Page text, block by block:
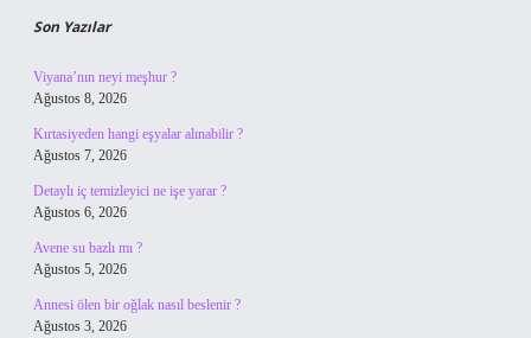
Son Yazılar
Viyana’nın neyi meşhur ?
Ağustos 8, 2026
Kırtasiyeden hangi eşyalar alınabilir ?
Ağustos 7, 2026
Detaylı iç temizleyici ne işe yarar ?
Ağustos 6, 2026
Avene su bazlı mı ?
Ağustos 5, 2026
Annesi ölen bir oğlak nasıl beslenir ?
Ağustos 3, 2026